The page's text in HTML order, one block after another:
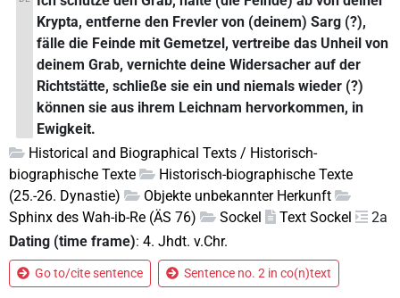
Krypta, entferne den Frevler von (deinem) Sarg (?),
fälle die Feinde mit Gemetzel, vertreibe das Unheil von
deinem Grab, vernichte deine Widersacher auf der
Richtstätte, schließe sie ein und niemals wieder (?)
können sie aus ihrem Leichnam hervorkommen, in
Ewigkeit.
Historical and Biographical Texts / Historisch-
biographische Texte
Historisch-biographische Texte
(25.-26. Dynastie)
Objekte unbekannter Herkunft
Sphinx des Wah-ib-Re (ÄS 76)
Sockel Text Sockel
2a
Dating (time frame): 4. Jhdt. v.Chr.
Go to/cite sentence Sentence no. 2 in co(n)text